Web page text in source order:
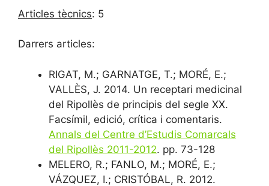
Articles tècnics: 5
Darrers articles:
RIGAT, M.; GARNATGE, T.; MORÉ, E.;
VALLÈS, J. 2014. Un receptari medicinal
del Ripollès de principis del segle XX.
Facsímil, edició, crítica i comentaris.
Annals del Centre d’Estudis Comarcals
del Ripollès 2011-2012. pp. 73-128
MELERO, R.; FANLO, M.; MORÉ, E.;
VÁZQUEZ, I.; CRISTÓBAL, R. 2012.